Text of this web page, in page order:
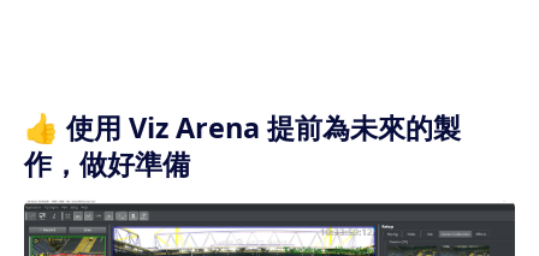
👍 使用 Viz Arena 提前為未來的製
作，做好準備